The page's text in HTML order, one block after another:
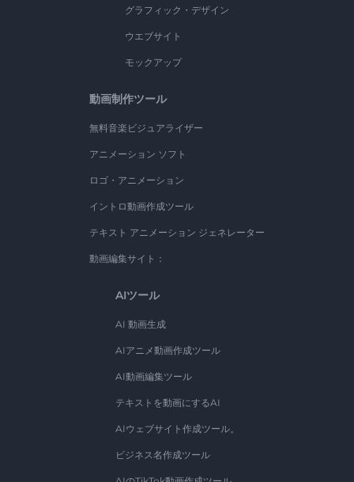
グラフィック・デザイン
ウエブサイト
モックアップ
動画制作ツール
無料音楽ビジュアライザー
アニメーション ソフト
ロゴ・アニメーション
イントロ動画作成ツール
テキスト アニメーション ジェネレーター
動画編集サイト：
AIツール
AI 動画生成
AIアニメ動画作成ツール
AI動画編集ツール
テキストを動画にするAI
AIウェブサイト作成ツール。
ビジネス名作成ツール